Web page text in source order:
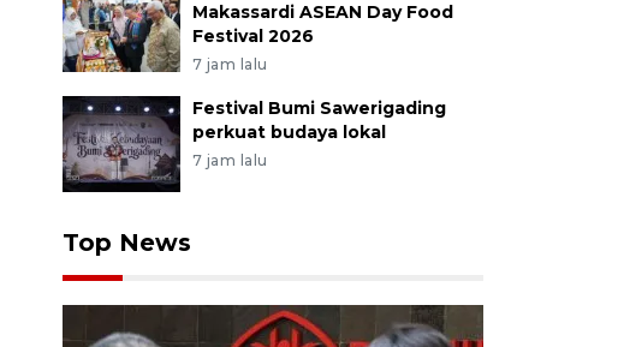
Makassardi ASEAN Day Food
Festival 2026
7 jam lalu
Festival Bumi Sawerigading
perkuat budaya lokal
7 jam lalu
Top News